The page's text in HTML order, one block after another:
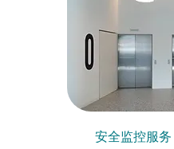
安全监控服务